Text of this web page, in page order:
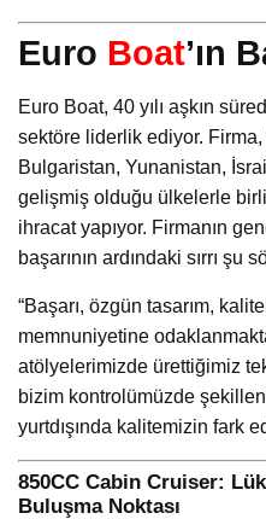
Euro Boat’ın
Euro Boat, 40 yılı aşkın
sektöre liderlik ediyor.
Bulgaristan, Yunanistan,
gelişmiş olduğu ülkelerle
ihracat yapıyor. Firmanın
başarının ardındaki sırrı şu
“Başarı, özgün tasarım,
memnuniyetine
atölyelerimizde ürettiğimiz
bizim kontrolümüzde
yurtdışında kalitemizin fark
850CC Cabin Cruiser:
Buluşma Noktası